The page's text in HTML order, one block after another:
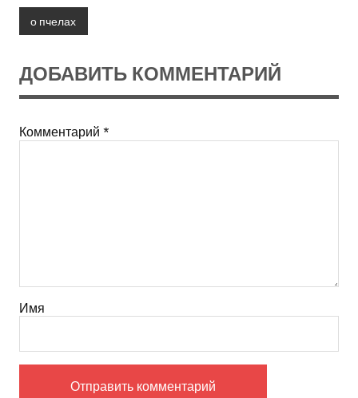
о пчелах
ДОБАВИТЬ КОММЕНТАРИЙ
Комментарий *
Имя